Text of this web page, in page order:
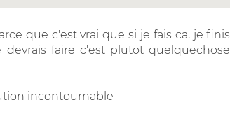
que c'est vrai que si je fais ca, je finis
faire c'est plutot quelquechose
incontournable